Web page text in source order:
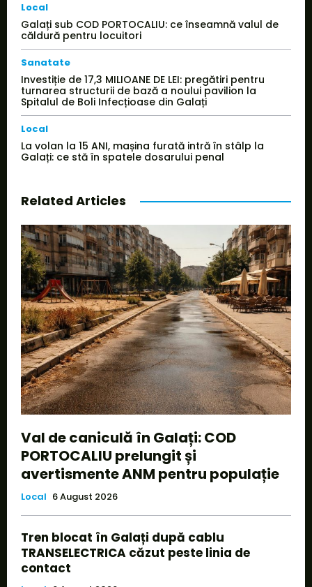
Local
Galați sub COD PORTOCALIU: ce înseamnă valul de
căldură pentru locuitori
Sanatate
Investiție de 17,3 MILIOANE DE LEI: pregătiri pentru
turnarea structurii de bază a noului pavilion la
Spitalul de Boli Infecțioase din Galați
Local
La volan la 15 ANI, mașina furată intră în stâlp la
Galați: ce stă în spatele dosarului penal
Related Articles
Val de caniculă în Galați: COD
PORTOCALIU prelungit și
avertismente ANM pentru populație
Local 6 August 2026
Tren blocat în Galați după cablu
TRANSELECTRICA căzut peste linia de
contact